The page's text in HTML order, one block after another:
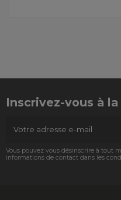
Inscrivez-vous à
Vous pouvez vous désinscrire à tout
informations de contact dans les